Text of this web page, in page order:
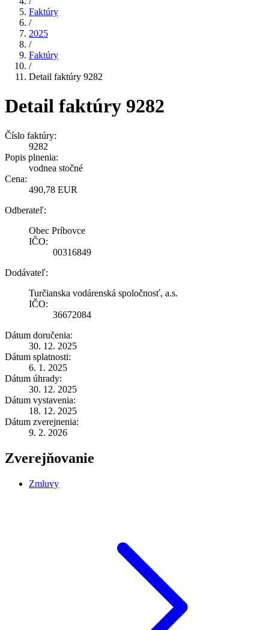
Faktúry
/
2025
/
Faktúry
/
Detail faktúry 9282
Detail faktúry 9282
Číslo faktúry:
9282
Popis plnenia:
vodnea stočné
Cena:
490,78 EUR
Odberateľ:
Obec Príbovce
IČO:
00316849
Dodávateľ:
Turčianska vodárenská spoločnosť, a.s.
IČO:
36672084
Dátum doručenia:
30. 12. 2025
Dátum splatnosti:
6. 1. 2025
Dátum úhrady:
30. 12. 2025
Dátum vystavenia:
18. 12. 2025
Dátum zverejnenia:
9. 2. 2026
Zverejňovanie
Zmluvy